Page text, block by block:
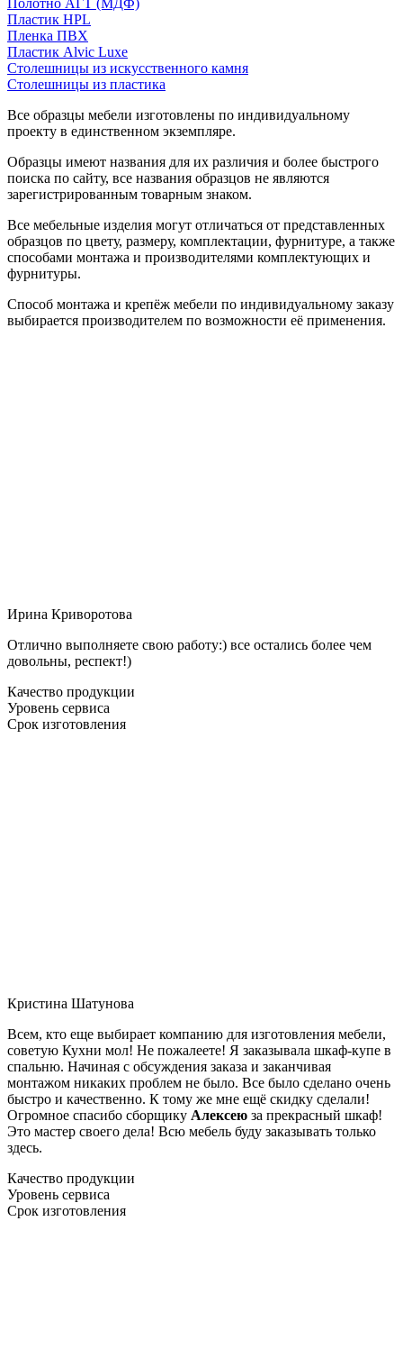
Пластик HPL
Пленка ПВХ
Пластик Alvic Luxe
Столешницы из искусственного камня
Столешницы из пластика
Все образцы мебели изготовлены по индивидуальному
проекту в единственном экземпляре.
Образцы имеют названия для их различия и более быстрого
поиска по сайту, все названия образцов не являются
зарегистрированным товарным знаком.
Все мебельные изделия могут отличаться от представленных
образцов по цвету, размеру, комплектации, фурнитуре, а также
способами монтажа и производителями комплектующих и
фурнитуры.
Способ монтажа и крепёж мебели по индивидуальному заказу
выбирается производителем по возможности её применения.
Ирина Криворотова
Отлично выполняете свою работу:) все остались более чем
довольны, респект!)
Качество продукции
Уровень сервиса
Срок изготовления
Кристина Шатунова
Всем, кто еще выбирает компанию для изготовления мебели,
советую Кухни мол! Не пожалеете! Я заказывала шкаф-купе в
спальню. Начиная с обсуждения заказа и заканчивая
монтажом никаких проблем не было. Все было сделано очень
быстро и качественно. К тому же мне ещё скидку сделали!
Огромное спасибо сборщику Алексею за прекрасный шкаф!
Это мастер своего дела! Всю мебель буду заказывать только
здесь.
Качество продукции
Уровень сервиса
Срок изготовления